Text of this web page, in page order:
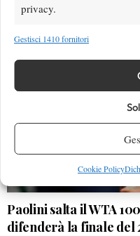
privacy.
Gestisci 1410 fornitori
Cookie Policy
Matteo Cubadda
Paolini salta il WTA
difenderà la finale del